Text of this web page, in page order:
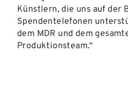
Künstlern, die uns auf der
Spendentelefonen
dem MDR und dem
Produktionsteam.“